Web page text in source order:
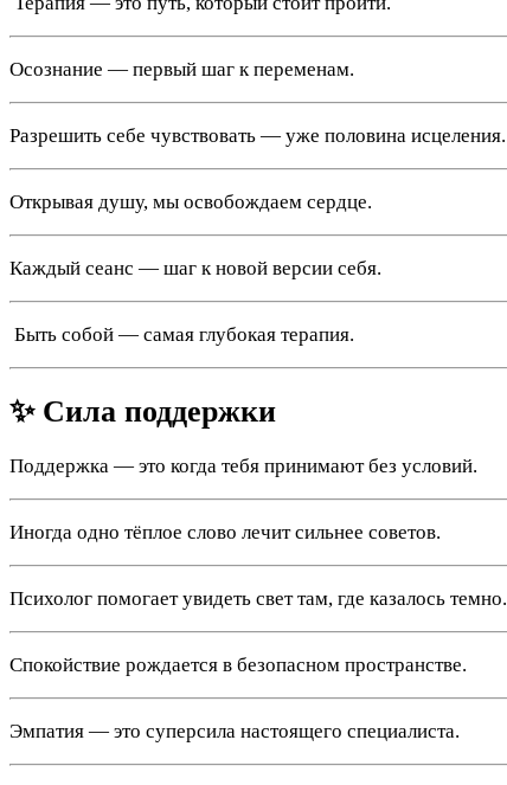
Осознание — первый шаг к переменам.
Разрешить себе чувствовать — уже половина исцеления.
Открывая душу, мы освобождаем сердце.
Каждый сеанс — шаг к новой версии себя.
️ Быть собой — самая глубокая терапия.
✨ Сила поддержки
Поддержка — это когда тебя принимают без условий.
Иногда одно тёплое слово лечит сильнее советов.
Психолог помогает увидеть свет там, где казалось темно.
Спокойствие рождается в безопасном пространстве.
Эмпатия — это суперсила настоящего специалиста.